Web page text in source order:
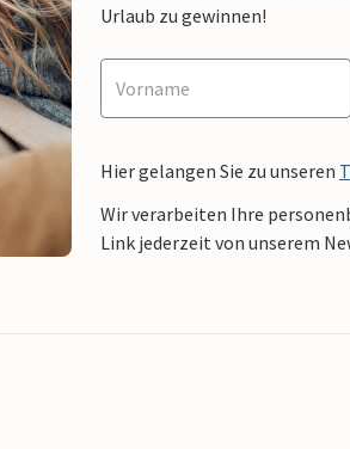
Urlaub zu gewinnen!
Hier gelangen Sie zu unseren
Wir verarbeiten Ihre
Link jederzeit von unserem